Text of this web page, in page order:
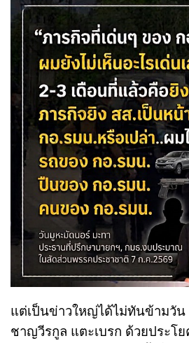
แต่เป็นข่าวใหญ่ได้ไม่ทันข้ามวั
ชาญวีรกูล แตะเบรก ด้วยประโ